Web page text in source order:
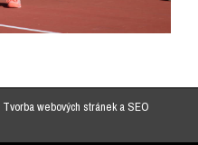
Tvorba webových stráneka SEO